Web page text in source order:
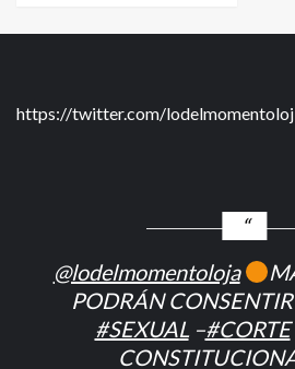
https://twitter.com/lodelmomentoloj
@lodelmomentoloja
PODRÁN CONSENTIR
#SEXUAL–#CORTE